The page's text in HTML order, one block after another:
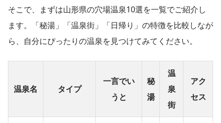
そこで、まずは山形県の穴場温泉10選を一覧でご紹介し
ます。「秘湯」「温泉街」「日帰り」の特徴を比較しなが
ら、自分にぴったりの温泉を見つけてみてください。
温泉名 タイプ
一言でい
うと
秘
湯
温
泉
街
アク
セス